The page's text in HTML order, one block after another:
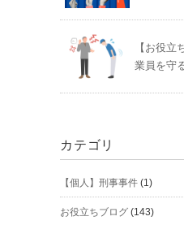
【お役立
業員を守
カテゴリ
【個人】刑事事件 (1)
お役立ちブログ (143)